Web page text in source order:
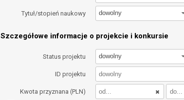
Tytuł/stopień naukowy dowolny
Szczegółowe informacje o projekcie i konkursie
Status projektu dowolny
ID projektu
Kwota przyznana (PLN)